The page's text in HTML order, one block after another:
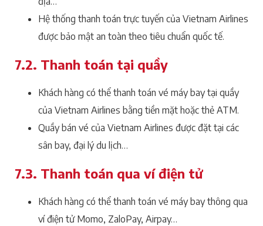
Hệ thống thanh toán trực tuyến của Vietnam Airlines
được bảo mật an toàn theo tiêu chuẩn quốc tế.
7.2. Thanh toán tại quầy
Khách hàng có thể thanh toán vé máy bay tại quầy
của Vietnam Airlines bằng tiền mặt hoặc thẻ ATM.
Quầy bán vé của Vietnam Airlines được đặt tại các
sân bay, đại lý du lịch…
7.3. Thanh toán qua ví điện tử
Khách hàng có thể thanh toán vé máy bay thông qua
ví điện tử Momo, ZaloPay, Airpay…